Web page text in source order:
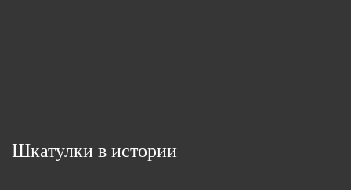
Шкатулки в истории